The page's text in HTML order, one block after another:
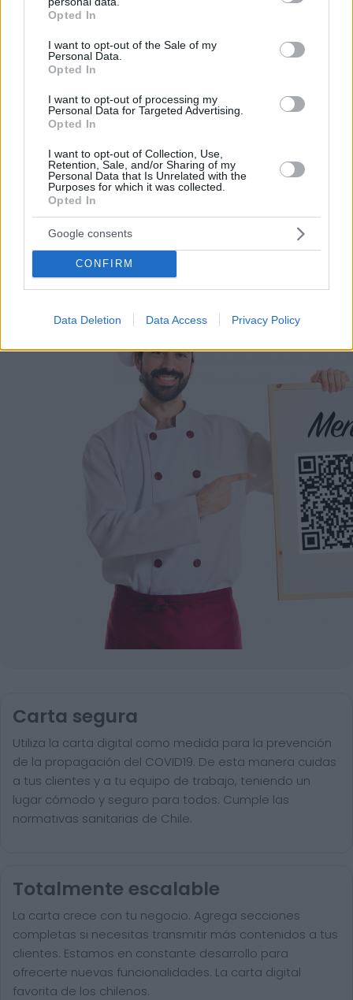
grant or deny consent to Google and its third-party tags to
use your data for below specified purposes in below Google
consent section.
Opted In
I want to opt-out of the Sale of my
Personal Data.
Opted In
I want to opt-out of processing my
Personal Data for Targeted Advertising.
Opted In
I want to opt-out of Collection, Use,
Retention, Sale, and/or Sharing of my
Personal Data that Is Unrelated with the
Purposes for which it was collected.
Opted In
Google consents
CONFIRM
Data Deletion Data Access Privacy Policy
que facilita a bares y restaurantes mostrar su
menú a los consumidores a través del móvil.
Por eso hemos diseñado un sistema capaz de
ayudar a tu negocio a adaptarse a las
circunstancias actuales que nuestro país está
que pueden ayudarte a aminorar las cargas de
trabajo en tu negocio o empresa para que
puedas ofrecer a tus clientes la seguridad y el
apoyo que merecen. Llega la transformación
digital para quedarse. Menú digital QR para el
sector gastronómico de Chile con Recafy.
Carta segura
Utiliza la carta digital como medida para la prevención
de la propagación del COVID19. De esta manera cuidas
a tus clientes y a tu equipo de trabajo, teniendo un
lugar cómodo y seguro para todos. Cumple las
normativas sanitarias de Chile.
Totalmente escalable
La carta crece con tu negocio. Agrega secciones
completas si necesitas transmitir más contenidos a tus
clientes. Estamos en constante desarrollo para
ofrecerte nuevas funcionalidades. La carta digital
favorita de los chilenos.